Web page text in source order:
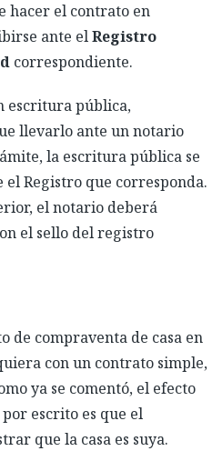
hacer el contrato en
ante elRegistro
correspondiente.
escritura pública,
llevarlo ante un notario
la escritura pública se
Registro que corresponda.
el notario deberá
el sello del registro
de compraventa de casa en
con un contrato simple,
ya se comentó, el efecto
escrito es que el
que la casa es suya.